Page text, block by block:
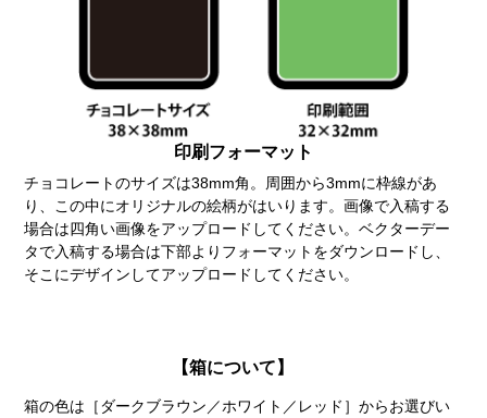
印刷フォーマット
チョコレートのサイズは38mm角。周囲から3mmに枠線があ
り、この中にオリジナルの絵柄がはいります。画像で入稿する
場合は四角い画像をアップロードしてください。ベクターデー
タで入稿する場合は下部よりフォーマットをダウンロードし、
そこにデザインしてアップロードしてください。
【箱について】
箱の色は［ダークブラウン／ホワイト／レッド］からお選びい